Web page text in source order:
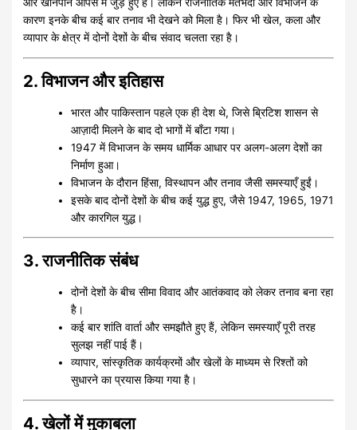
कारण इनके बीच कई बार तनाव भी देखने को मिला है। फिर भी खेल, कला और
व्यापार के क्षेत्र में दोनों देशों के बीच संवाद चलता रहा है।
2. विभाजन और इतिहास
भारत और पाकिस्तान पहले एक ही देश थे, जिसे ब्रिटिश शासन से
आज़ादी मिलने के बाद दो भागों में बाँटा गया।
1947 में विभाजन के समय धार्मिक आधार पर अलग-अलग देशों का
निर्माण हुआ।
विभाजन के दौरान हिंसा, विस्थापन और तनाव जैसी समस्याएँ हुईं।
इसके बाद दोनों देशों के बीच कई युद्ध हुए, जैसे 1947, 1965, 1971
और कारगिल युद्ध।
3. राजनीतिक संबंध
दोनों देशों के बीच सीमा विवाद और आतंकवाद को लेकर तनाव बना रहा
है।
कई बार शांति वार्ता और समझौते हुए हैं, लेकिन समस्याएँ पूरी तरह
सुलझ नहीं पाई हैं।
व्यापार, सांस्कृतिक कार्यक्रमों और खेलों के माध्यम से रिश्तों को
सुधारने का प्रयास किया गया है।
4. खेलों में मुकाबला